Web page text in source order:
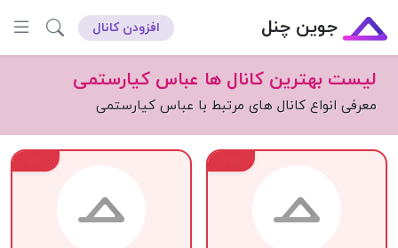
جوین چنل افزودن کانال
لیست بهترین کانال ها عباس کیارستمی
معرفی انواع کانال های مرتبط با عباس کیارستمی